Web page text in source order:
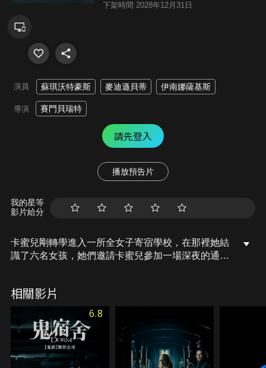
下架時間 2028年12月31日
演員 蘇琪沃特豪斯 麥迪遜貝蒂 伊南娜薩基斯
導演 賽門貝瑞特
請先登入
播放預告片
我的星等
影片給分
卡蜜兒剛轉學進入一所全女子寄宿學校，在那裡她結
識了六名女孩，她們邀請卡蜜兒參加一場深夜的通靈
東西並非她們所想……。
相關影片
6.8